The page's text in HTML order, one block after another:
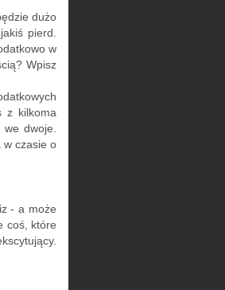
dużo
pierd.
w
Wpisz
z kilkoma
dwoje.
w czasie o
- a może
coś, które